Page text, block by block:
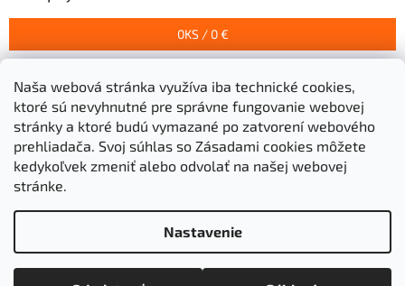
Naša webová stránka využíva iba technické cookies,
ktoré sú nevyhnutné pre správne fungovanie webovej
stránky a ktoré budú vymazané po zatvorení webového
prehliadača. Svoj súhlas so Zásadami cookies môžete
kedykoľvek zmeniť alebo odvolať na našej webovej
stránke.
Nastavenie
0KS / 0 €
Prijímame online platby
Stavebniny Grigeľ s.r.o.